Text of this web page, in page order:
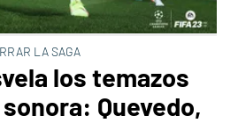
LA SAGA
los temazos
Quevedo,